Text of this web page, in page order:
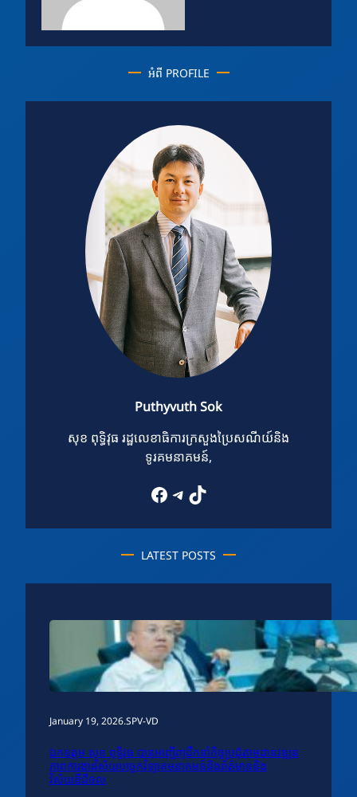
អំពី PROFILE
Puthyvuth Sok
សុខ ពុទ្ធិវុធ រដ្ឋលេខាធិការក្រសួងប្រៃសណីយ៍និង
ទូរគមនាគមន៍,
Facebook Telegram TikTok
LATEST POSTS
January 19, 2026.SPV-VD
ឯកឧត្តម សុខ ពុទ្ធិវុធ បានអញ្ជើញដឹកនាំកិច្ចប្រជុំតាមដានវឌ្ឍន
ភាពការងារវិស័យបច្ចេកវិទ្យាគមនាគមន៍និងព័ត៌មាននិង
វិស័យឌីជីថល